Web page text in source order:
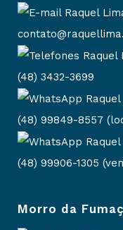
(48) 3432-3699
(48) 99849-8557
(48) 99906-1305
Morro da